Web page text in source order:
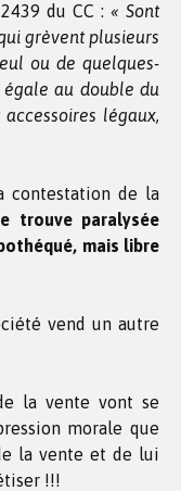
du CC :« Sont
grèvent plusieurs
ou de quelques-
égale au double du
légaux,
contestation de la
trouve paralysée
mais libre
vend un autre
la vente vont se
morale que
la vente et de lui
!!!